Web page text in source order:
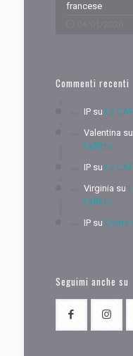
francese
Commenti recenti
IPsu La
Valentina su
l’affitto
IPsu La
Virginia su
l’affitto
IPsu Come
Seguimi anche su